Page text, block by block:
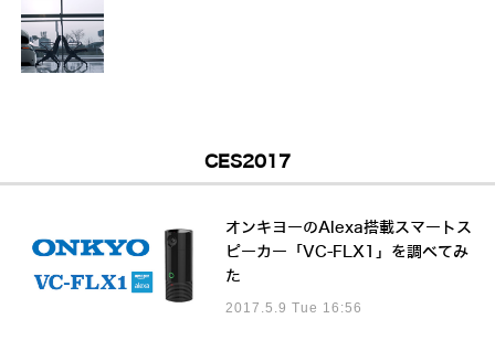
CES2017
オンキヨーのAlexa搭載スマートス
ピーカー「VC-FLX1」を調べてみ
た
2017.5.9 Tue 16:56